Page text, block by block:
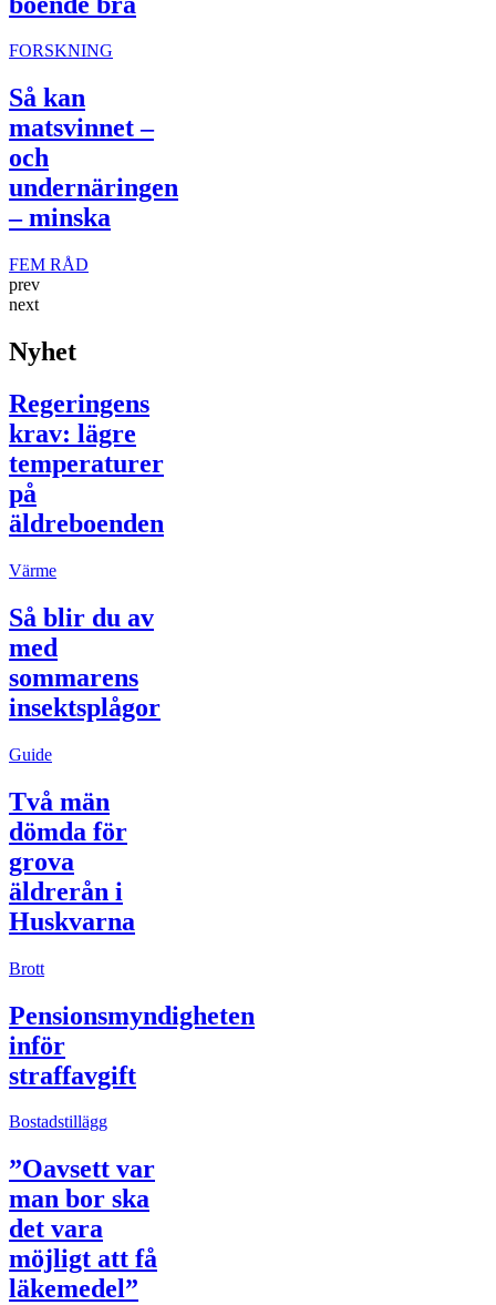
FORSKNING
Så kan
matsvinnet –
och
undernäringen
– minska
FEM RÅD
prev
next
Nyhet
Regeringens
krav: lägre
temperaturer
på
äldreboenden
Värme
Så blir du av
med
sommarens
insektsplågor
Guide
Två män
dömda för
grova
äldrerån i
Huskvarna
Brott
Pensionsmyndigheten
inför
straffavgift
Bostadstillägg
”Oavsett var
man bor ska
det vara
möjligt att få
läkemedel”